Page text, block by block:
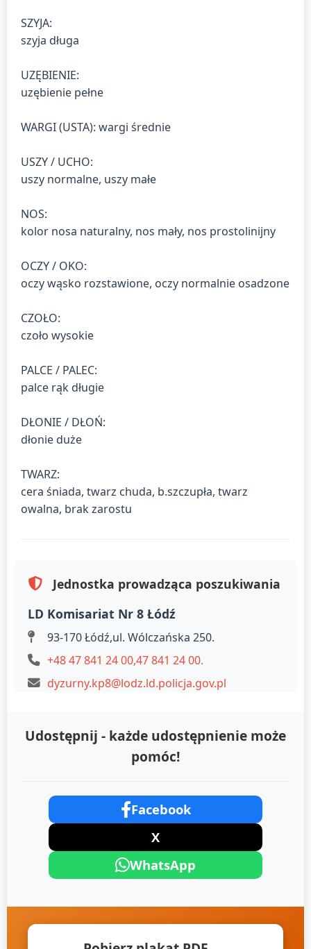
SZYJA:
szyja długa
UZĘBIENIE:
uzębienie pełne
WARGI (USTA): wargi średnie
USZY / UCHO:
uszy normalne, uszy małe
NOS:
kolor nosa naturalny, nos mały, nos prostolinijny
OCZY / OKO:
oczy wąsko rozstawione, oczy normalnie osadzone
CZOŁO:
czoło wysokie
PALCE / PALEC:
palce rąk długie
DŁONIE / DŁOŃ:
dłonie duże
TWARZ:
cera śniada, twarz chuda, b.szczupła, twarz
owalna, brak zarostu
Jednostka prowadząca poszukiwania
LD Komisariat Nr 8 Łódź
93-170 Łódź,ul. Wólczańska 250.
+48 47 841 24 00,47 841 24 00.
dyzurny.kp8@lodz.ld.policja.gov.pl
Udostępnij - każde udostępnienie może
pomóc!
Facebook
X
WhatsApp